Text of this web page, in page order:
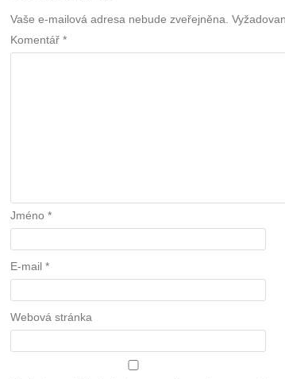
Vaše e-mailová adresa nebude zveřejněna.
Komentář *
Jméno *
E-mail *
Webová stránka